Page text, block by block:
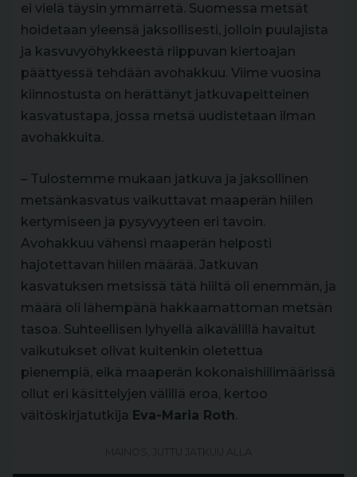
ei vielä täysin ymmärretä. Suomessa metsät
hoidetaan yleensä jaksollisesti, jolloin puulajista
ja kasvuvyöhykkeestä riippuvan kiertoajan
päättyessä tehdään avohakkuu. Viime vuosina
kiinnostusta on herättänyt jatkuvapeitteinen
kasvatustapa, jossa metsä uudistetaan ilman
avohakkuita.
– Tulostemme mukaan jatkuva ja jaksollinen
metsänkasvatus vaikuttavat maaperän hiilen
kertymiseen ja pysyvyyteen eri tavoin.
Avohakkuu vähensi maaperän helposti
hajotettavan hiilen määrää. Jatkuvan
kasvatuksen metsissä tätä hiiltä oli enemmän, ja
määrä oli lähempänä hakkaamattoman metsän
tasoa. Suhteellisen lyhyellä aikavälillä havaitut
vaikutukset olivat kuitenkin oletettua
pienempiä, eikä maaperän kokonaishiilimäärissä
ollut eri käsittelyjen välillä eroa, kertoo
väitöskirjatutkija Eva-Maria Roth.